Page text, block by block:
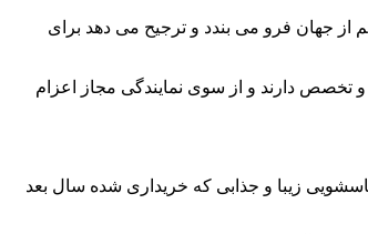
از جهان فرو می بندد و ترجیح می دهد برای
و تخصص دارند و از سوی نمایندگی مجاز اعزام
زیبا و جذابی که خریداری شده سال بعد